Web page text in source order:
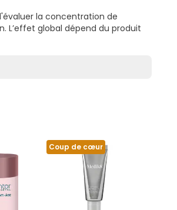
la concentration de
L’effet global dépend du produit
Coup de cœur